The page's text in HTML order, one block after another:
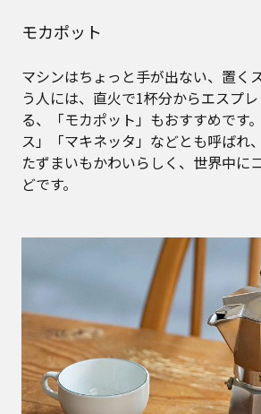
モカポット
マシンはちょっと手が出ない、置く
う人には、直火で1杯分からエスプ
る、「モカポット」もおすすめです
ス」「マキネッタ」などとも呼ばれ
たずまいもかわいらしく、世界中に
どです。